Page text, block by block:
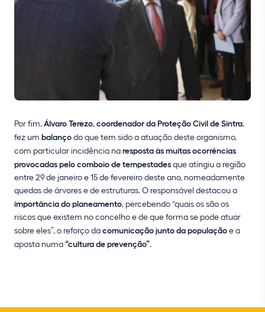
Por fim, Álvaro Terezo,coordenador da Proteção Civil de Sintra,
fez um balançodo que tem sido a atuação deste organismo,
com particular incidência naresposta às muitas ocorrências
provocadas pelo comboio de tempestadesque atingiu a região
entre 29 de janeiro e 15 de fevereiro deste ano, nomeadamente
quedas de árvores e de estruturas. O responsável destacou a
importância do planeamento, percebendo “quais os são os
riscos que existem no concelho e de que forma se pode atuar
sobre eles”, o reforço dacomunicação junto da populaçãoe a
aposta numa“cultura de prevenção”.